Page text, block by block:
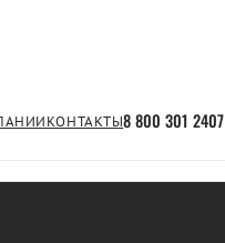
КОНТАКТЫ8 800 301 2407
Применение Продукция